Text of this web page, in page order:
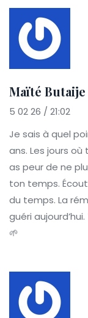
Maïté Butaije
5 02 26 / 21:02
Je sais à quel
ans. Les jours
as peur de ne
ton temps.
du temps. La
guéri
🌱